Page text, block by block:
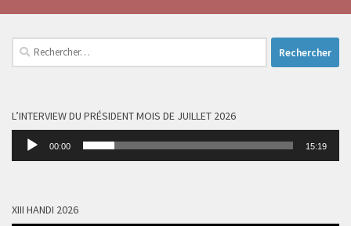
Rechercher :
L’INTERVIEW DU PRÉSIDENT MOIS DE JUILLET 2026
Lecteur
00:00 15:19
XIII HANDI 2026